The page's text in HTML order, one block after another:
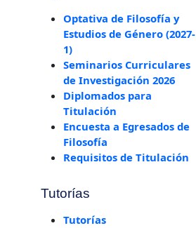
Optativa de Filosofía y
Estudios de Género (2027-
1)
Seminarios Curriculares
de Investigación 2026
Diplomados para
Titulación
Encuesta a Egresados de
Filosofía
Requisitos de Titulación
Tutorías
Tutorías